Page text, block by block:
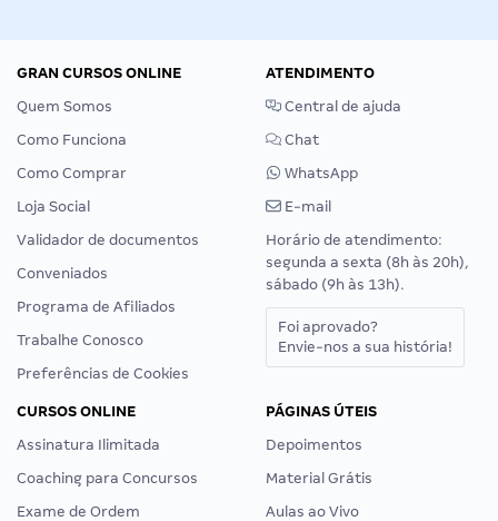
GRAN CURSOS ONLINE
Quem Somos
Como Funciona
Como Comprar
Loja Social
Validador de documentos
Conveniados
Programa de Afiliados
Trabalhe Conosco
Preferências de Cookies
ATENDIMENTO
Central de ajuda
Chat
WhatsApp
E-mail
Horário de atendimento:
segunda a sexta (8h às 20h),
sábado (9h às 13h).
Foi aprovado?
Envie-nos a sua história!
CURSOS ONLINE
Assinatura Ilimitada
Coaching para Concursos
Exame de Ordem
PÁGINAS ÚTEIS
Depoimentos
Material Grátis
Aulas ao Vivo